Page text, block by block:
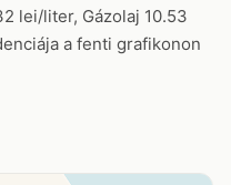
lei/liter, Gázolaj 10.53
a fenti grafikonon